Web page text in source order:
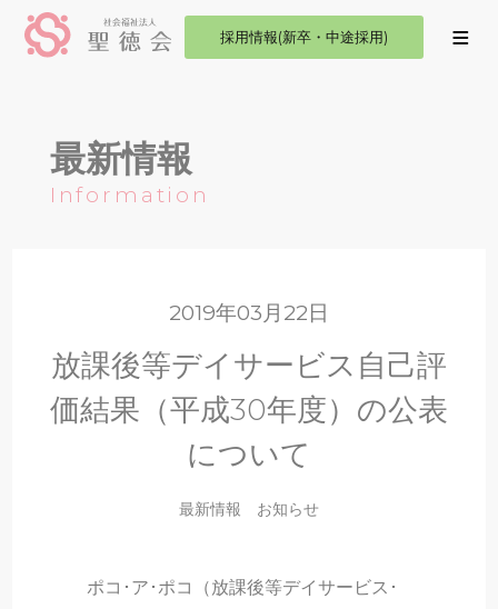
採用情報(新卒・中途採用)
最新情報
Information
2019年03月22日
放課後等デイサービス自己評
価結果（平成30年度）の公表
について
最新情報 お知らせ
ポコ･ア･ポコ（放課後等デイサービス･